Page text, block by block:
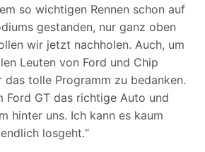
so wichtigen Rennen schon auf
gestanden, nur ganz oben
wir jetzt nachholen. Auch, um
Leuten von Ford und Chip
das tolle Programm zu bedanken.
Ford GT das richtige Auto und
hinter uns. Ich kann es kaum
losgeht.“